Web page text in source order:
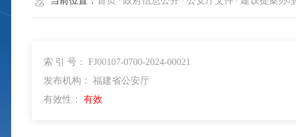
索 引 号： FJ00107-0700-2024-00021
发布机构： 福建省公安厅
有效性： 有效